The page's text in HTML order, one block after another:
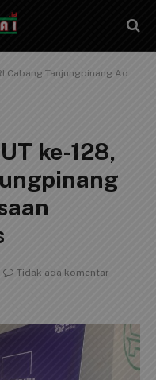
Adakan Pemeriksaan Kesehatan Gratis
ke-128,
Tidak ada komentar